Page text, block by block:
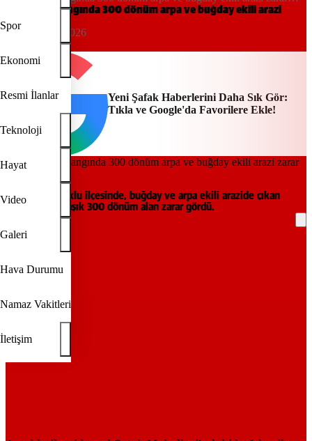
Spor
Ekonomi
Resmi İlanlar
Teknoloji
Hayat
Video
Galeri
Hava Durumu
Namaz Vakitleri
İletişim
Mardin’de yangında 300 dönüm arpa ve buğday ekili arazi
17:18, 10/06/2026
Yeni Şafak Haberlerini Daha Sık Gör:
Tıkla ve Google'da Favorilere Ekle!
Mardin'in Artuklu ilçesinde, buğday ve arpa ekili arazide çıkan
yangında yaklaşık 300 dönüm alan zarar gördü.